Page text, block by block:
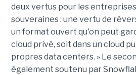
deux vertus pour les
souveraines : une vertu de
un format ouvert qu'on peut
cloud privé, soit dans un cloud
propres data centers. » Le
également soutenu par